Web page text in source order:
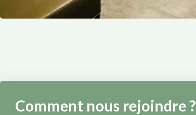
Comment nous rejoindre ?